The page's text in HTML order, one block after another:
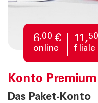
6,00 €
online
11,50
filiale
Konto Premium
Das Paket-Konto